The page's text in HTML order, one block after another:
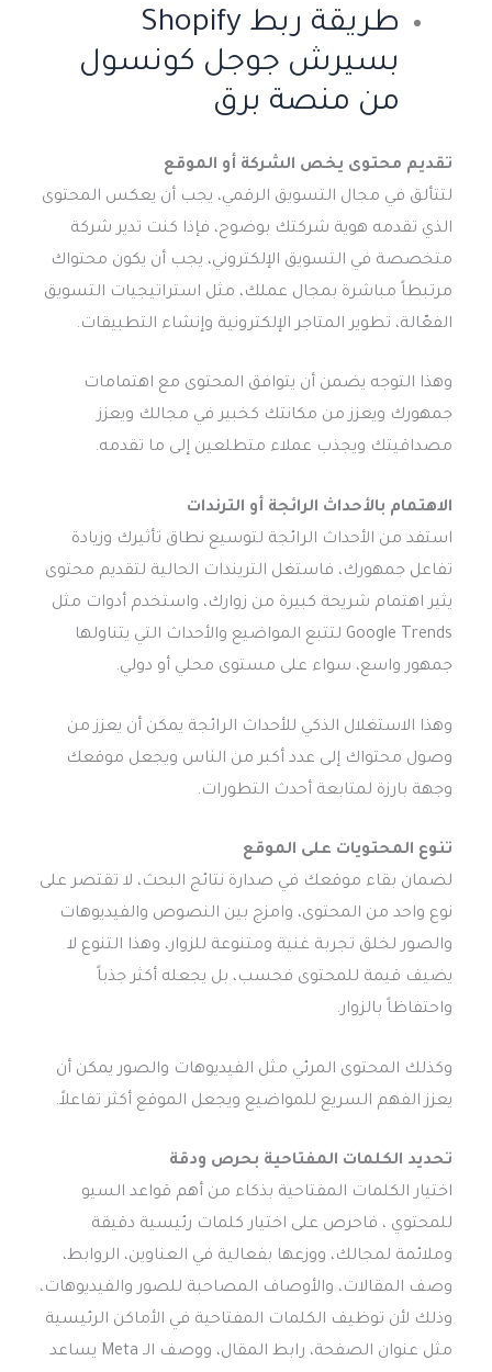
طريقة ربط Shopify
بسيرش جوجل كونسول
من منصة برق
تقديم محتوى يخص الشركة أو الموقع
لتتألق في مجال التسويق الرقمي، يجب أن يعكس المحتوى
الذي تقدمه هوية شركتك بوضوح، فإذا كنت تدير شركة
متخصصة في التسويق الإلكتروني، يجب أن يكون محتواك
مرتبطاً مباشرة بمجال عملك، مثل استراتيجيات التسويق
الفعّالة، تطوير المتاجر الإلكترونية وإنشاء التطبيقات.
وهذا التوجه يضمن أن يتوافق المحتوى مع اهتمامات
جمهورك ويعزز من مكانتك كخبير في مجالك ويعزز
مصداقيتك ويجذب عملاء متطلعين إلى ما تقدمه.
الاهتمام بالأحداث الرائجة أو الترندات
استفد من الأحداث الرائجة لتوسيع نطاق تأثيرك وزيادة
تفاعل جمهورك، فاستغل التريندات الحالية لتقديم محتوى
يثير اهتمام شريحة كبيرة من زوارك، واستخدم أدوات مثل
Google Trends لتتبع المواضيع والأحداث التي يتناولها
جمهور واسع، سواء على مستوى محلي أو دولي.
وهذا الاستغلال الذكي للأحداث الرائجة يمكن أن يعزز من
وصول محتواك إلى عدد أكبر من الناس ويجعل موقعك
وجهة بارزة لمتابعة أحدث التطورات.
تنوع المحتويات على الموقع
لضمان بقاء موقعك في صدارة نتائج البحث، لا تقتصر على
نوع واحد من المحتوى، وامزج بين النصوص والفيديوهات
والصور لخلق تجربة غنية ومتنوعة للزوار، وهذا التنوع لا
يضيف قيمة للمحتوى فحسب، بل يجعله أكثر جذباً
واحتفاظاً بالزوار.
وكذلك المحتوى المرئي مثل الفيديوهات والصور يمكن أن
يعزز الفهم السريع للمواضيع ويجعل الموقع أكثر تفاعلاً.
تحديد الكلمات المفتاحية بحرص ودقة
اختيار الكلمات المفتاحية بذكاء من أهم قواعد السيو
للمحتوي ، فاحرص على اختيار كلمات رئيسية دقيقة
وملائمة لمجالك، ووزعها بفعالية في العناوين، الروابط،
وصف المقالات، والأوصاف المصاحبة للصور والفيديوهات،
وذلك لأن توظيف الكلمات المفتاحية في الأماكن الرئيسية
مثل عنوان الصفحة، رابط المقال، ووصف الـ Meta يساعد